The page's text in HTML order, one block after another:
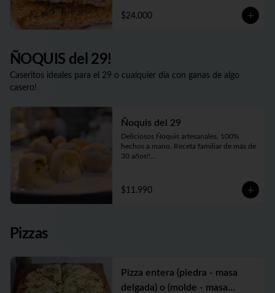
deliciosas como las que disfrutás en
$24.000
ÑOQUIS del 29!
Caseritos ideales para el 29 o cualquier día con ganas de algo
casero!
Ñoquis del 29
Deliciosos Ñoquis artesanales, 100%
hechos a mano. Receta familiar de más de
30 años!!
$11.990
Pizzas
Pizza entera (piedra - masa
delgada) o (molde - masa